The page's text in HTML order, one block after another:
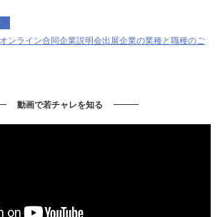
ンライン合同企業説明会出展企業の業種と職種のご
動画で若チャレを知る